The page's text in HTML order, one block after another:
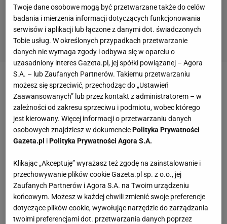
Zobacz wideoLegia wciąż w grze o tytuł. Ogień na
Bemowie!
Przed czwartą kwartą legioniści przegrywali 15
punktami. Nie przez przypadek – Śląsk dominował,
wygrywał już nawet 24 punktami, w całym spotkaniu
prowadził ponad 37 minut. Wydawało się, że
kontrolujemecz. Ale nic bardziej mylnego.
Śląsk się cieszy, Legia protestuje
Twoje dane osobowe mogą być przetwarzane także do celów
badania i mierzenia informacji dotyczących funkcjonowania
serwisów i aplikacji lub łączone z danymi dot. świadczonych
Tobie usług. W określonych przypadkach przetwarzanie
danych nie wymaga zgody i odbywa się w oparciu o
uzasadniony interes Gazeta.pl, jej spółki powiązanej – Agora
S.A. – lub Zaufanych Partnerów. Takiemu przetwarzaniu
możesz się sprzeciwić, przechodząc do „Ustawień
Zaawansowanych” lub przez kontakt z administratorem – w
zależności od zakresu sprzeciwu i podmiotu, wobec którego
jest kierowany. Więcej informacji o przetwarzaniu danych
osobowych znajdziesz w dokumenciePolityka Prywatności
Gazeta.pl iPolityka Prywatności Agora S.A.
Klikając „Akceptuję” wyrażasz też zgodę na zainstalowanie i
przechowywanie plików cookie Gazeta.pl sp. z o.o., jej
Zaufanych Partnerów i Agora S.A. na Twoim urządzeniu
końcowym. Możesz w każdej chwili zmienić swoje preferencje
dotyczące plików cookie, wywołując narzędzie do zarządzania
twoimi preferencjami dot. przetwarzania danych poprzez